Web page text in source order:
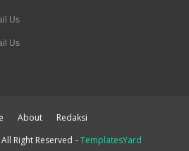
Us
Us
About
Redaksi
Right Reserved -TemplatesYard